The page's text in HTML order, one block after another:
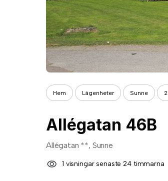
Hem Lägenheter Sunne
Allégatan 46B
Allégatan **, Sunne
1 visningar senaste 24 timmarna